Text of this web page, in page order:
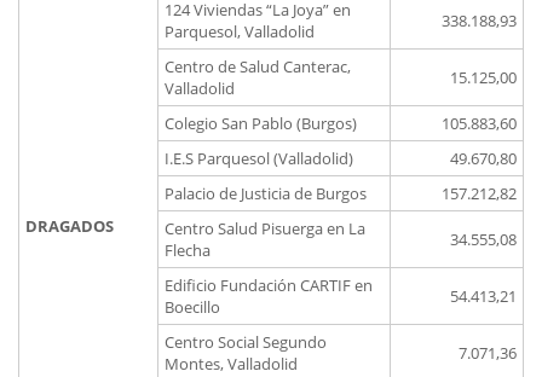
DRAGADOS
124 Viviendas “La Joya” en
Parquesol, Valladolid
338.188,93
Centro de Salud Canterac,
Valladolid
15.125,00
Colegio San Pablo (Burgos)
105.883,60
I.E.S Parquesol (Valladolid)
49.670,80
Palacio de Justicia de Burgos
157.212,82
Centro Salud Pisuerga en La
Flecha
34.555,08
Edificio Fundación CARTIF en
Boecillo
54.413,21
Centro Social Segundo
Montes, Valladolid
7.071,36